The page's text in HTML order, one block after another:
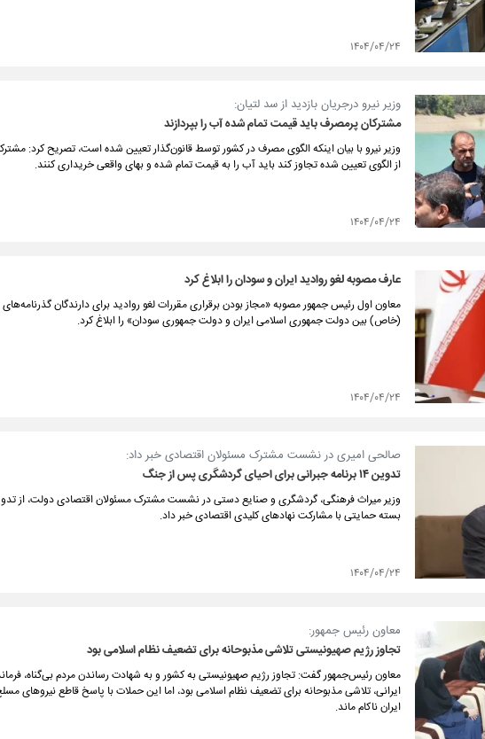
۱۴۰۴/۰۴/۲۴
وزیر نیرو درجریان بازدید از سد لتیان:
مشترکان پرمصرف باید قیمت تمام شده آب را بپردازند
وزیر نیرو با بیان اینکه الگوی مصرف در کشور توسط قانون‌گذار تعیین شده است، تصریح کرد:
از الگوی تعیین شده تجاوز کند باید آب را به قیمت تمام شده و بهای واقعی خریداری کنند.
۱۴۰۴/۰۴/۲۴
عارف مصوبه لغو روادید ایران و سودان را ابلاغ کرد
معاون اول رئیس جمهور مصوبه «مجاز بودن برقراری مقررات لغو روادید برای دارندگان
(خاص) بین دولت جمهوری اسلامی ایران و دولت جمهوری سودان» را ابلاغ کرد.
۱۴۰۴/۰۴/۲۴
صالحی امیری در نشست مشترک مسئولان اقتصادی خبر داد:
تدوین ۱۴ برنامه جبرانی برای احیای گردشگری پس از جنگ
بسته حمایتی با مشارکت نهادهای کلیدی اقتصادی خبر داد.
۱۴۰۴/۰۴/۲۴
معاون رئیس جمهور:
تجاوز رژیم صهیونیستی تلاشی مذبوحانه برای تضعیف نظام اسلامی بود
معاون رئیس‌جمهور گفت: تجاوز رژیم صهیونیستی به کشور و به شهادت رساندن مردم بی‌گناه،
ایرانی، تلاشی مذبوحانه برای تضعیف نظام اسلامی بود، اما این حملات با پاسخ قاطع نیروهای
ایران ناکام ماند.